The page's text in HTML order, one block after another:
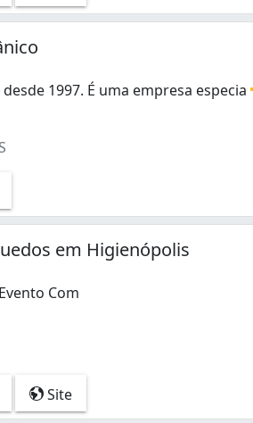
1997. É uma empresa especia
em Higienópolis
Com
Site